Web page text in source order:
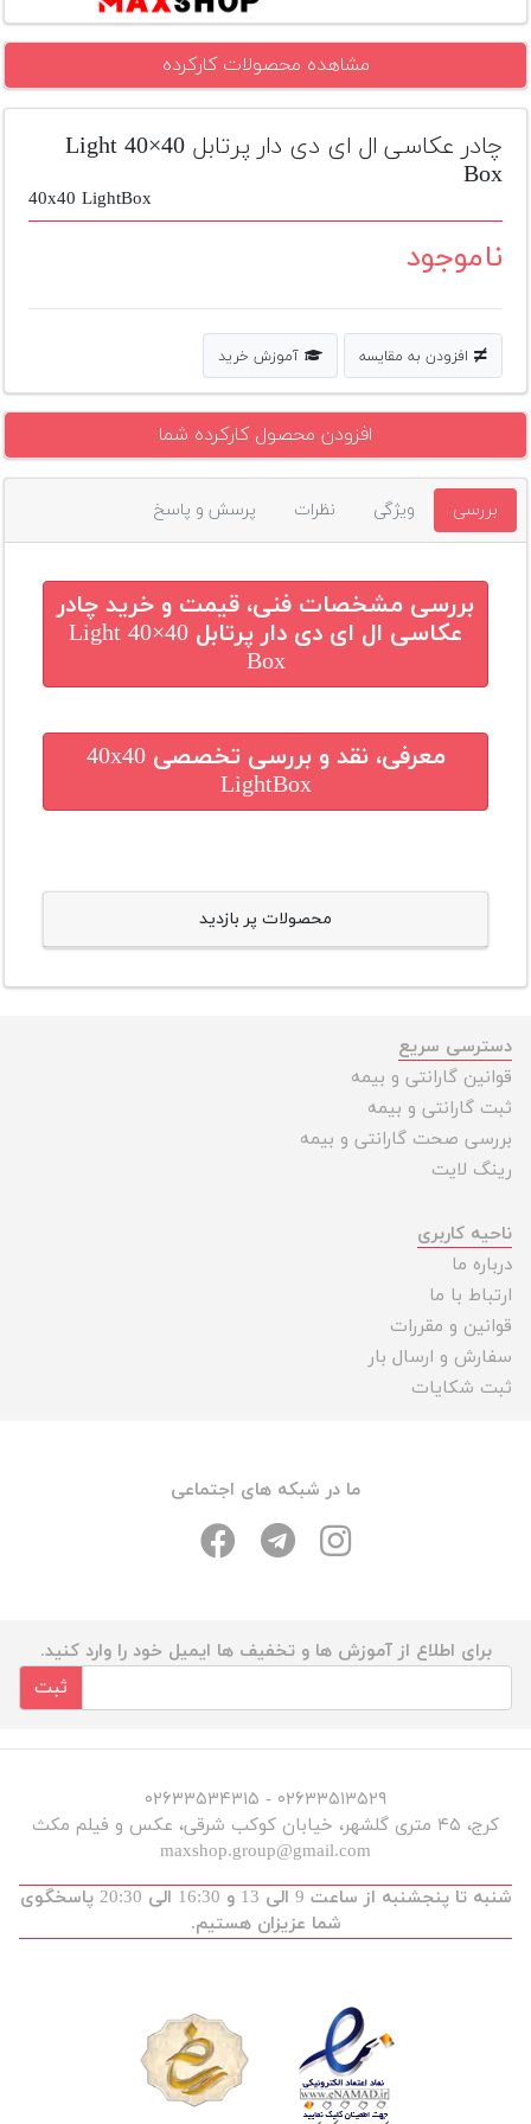
پلاس
افزودن
محصول
دوم
لیست
بله
مشاهده محصولات کارکرده
چادر عکاسی ال ای دی دار پرتابل 40×40 Light
Box
40x40 LightBox
ناموجود
افزودن به مقایسه آموزش خرید
افزودن محصول کارکرده شما
بررسی ویژگی نظرات پرسش و پاسخ
بررسی مشخصات فنی، قیمت و خرید چادر
عکاسی ال ای دی دار پرتابل 40×40 Light
Box
معرفی، نقد و بررسی تخصصی40x40
LightBox
محصولات پر بازدید
دسترسی سریع
قوانین گارانتی و بیمه
ثبت گارانتی و بیمه
بررسی صحت گارانتی و بیمه
رینگ لایت
ناحیه کاربری
درباره ما
ارتباط با ما
قوانین و مقررات
سفارش و ارسال بار
ثبت شکایات
ما در شبکه های اجتماعی
برای اطلاع از آموزش ها و تخفیف ها ایمیل خود را وارد کنید.
ثبت
۰۲۶۳۳۵۱۳۵۲۹ - ۰۲۶۳۳۵۳۴۳۱۵
کرج، ۴۵ متری گلشهر، خیابان کوکب شرقی، عکس و فیلم مکث
maxshop.group@gmail.com
شنبه تا پنجشنبه از ساعت 9 الی 13 و 16:30 الی 20:30 پاسخگوی
شما عزیزان هستیم.